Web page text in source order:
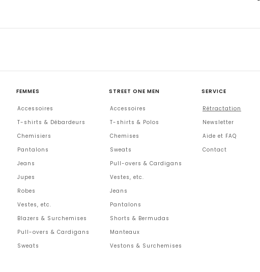
FEMMES
Accessoires
T-shirts & Débardeurs
Chemisiers
Pantalons
Jeans
Jupes
Robes
Vestes, etc.
Blazers & Surchemises
Pull-overs & Cardigans
Sweats
STREET ONE MEN
Accessoires
T-shirts & Polos
Chemises
Sweats
Pull-overs & Cardigans
Vestes, etc.
Jeans
Pantalons
Shorts & Bermudas
Manteaux
Vestons & Surchemises
SERVICE
Rétractation
Newsletter
Aide et FAQ
Contact